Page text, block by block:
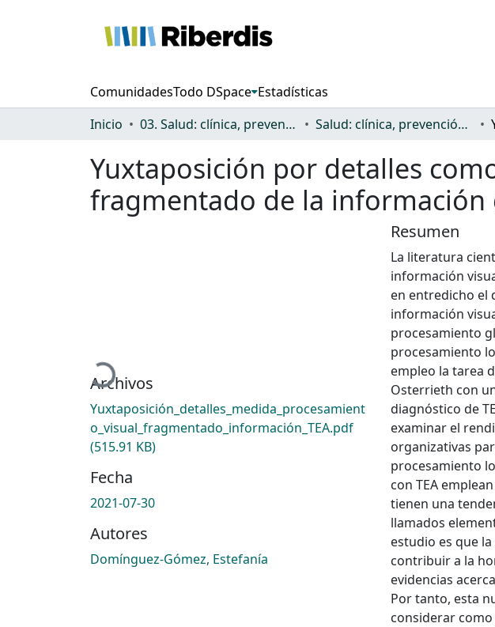
ComunidadesTodo DSpace Estadísticas
Inicio
03. Salud: clínica, prevención, atención sanitaria y (re)habilitación Salud: clínica, prevención, atención sanitaria y (re)habilitación
Yuxtaposición por detalles
fragmentado de la información
Cargando...
Archivos
Yuxtaposición_detalles_medida_procesamient
o_visual_fragmentado_información_TEA.pdf
(515.91 KB)
Fecha
2021-07-30
Autores
Domínguez-Gómez, Estefanía
Resumen
La literatura
información
en entredicho el
información
procesamiento
procesamiento
empleo la tarea
Osterrieth con
diagnóstico de
examinar el
organizativas
procesamiento
con TEA
tienen una
llamados
estudio es que
contribuir a la
evidencias
Por tanto, esta
considerar